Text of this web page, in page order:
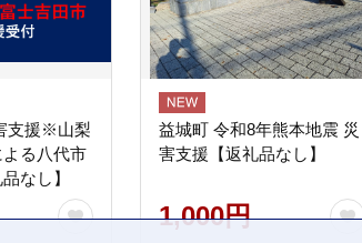
支援※山梨
る八代市
なし】
益城町 令和8年熊本地震 災
害支援【返礼品なし】
1,000円